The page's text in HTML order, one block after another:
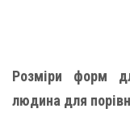
Розміри форм
людина для